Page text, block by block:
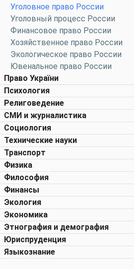
Уголовное право России
Уголовный процесс России
Финансовое право России
Хозяйственное право России
Экологическое право России
Ювенальное право России
Право України
Психология
Религоведение
СМИ и журналистика
Социология
Технические науки
Транспорт
Физика
Философия
Финансы
Экология
Экономика
Этнография и демография
Юриспруденция
Языкознание